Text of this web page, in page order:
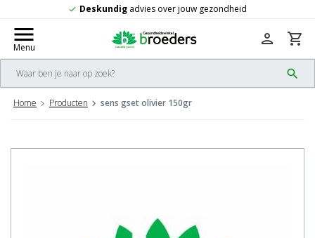
advies over jouw gezondheid
menu
Menu
search
person shopping_cart
Home Producten sens gset olivier 150gr